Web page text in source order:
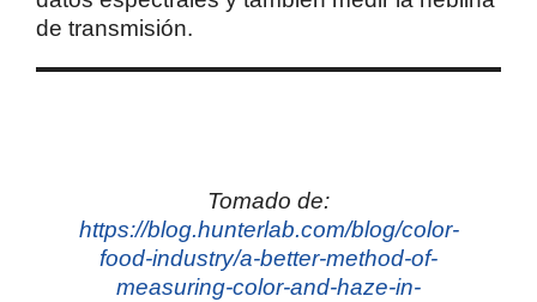
de transmisión.
Tomado de:
https://blog.hunterlab.com/blog/color-
food-industry/a-better-method-of-
measuring-color-and-haze-in-